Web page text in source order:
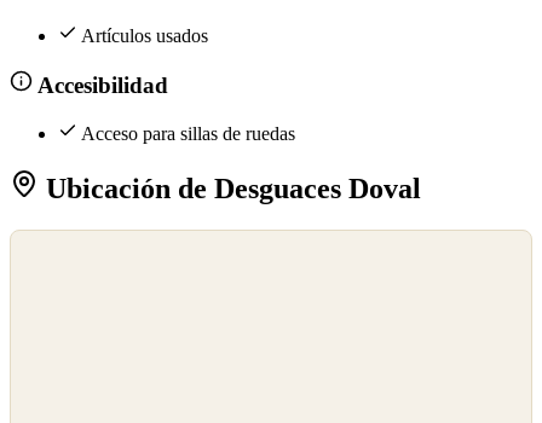
Artículos usados
Accesibilidad
Acceso para sillas de ruedas
Ubicación de Desguaces Doval